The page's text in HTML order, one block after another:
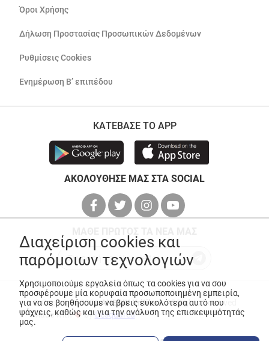
Όροι Χρήσης
Δήλωση Προστασίας Προσωπικών Δεδομένων
Ρυθμίσεις Cookies
Ενημέρωση Β’ επιπέδου
ΚΑΤΕΒΑΣΕ ΤΟ APP
ΑΚΟΛΟΥΘΗΣΕ ΜΑΣ ΣΤΑ SOCIAL
© Copyright 2026ANEDIK Kritikos. All Rights Reserved
Made with
byDesquared
Διαχείριση cookies και
παρόμοιων τεχνολογιών
Χρησιμοποιούμε εργαλεία όπως τα cookies για να σου
προσφέρουμε μία κορυφαία προσωποποιημένη εμπειρία,
για να σε βοηθήσουμε να βρεις ευκολότερα αυτό που
ψάχνεις, καθώς και για την ανάλυση της επισκεψιμότητάς
μας.